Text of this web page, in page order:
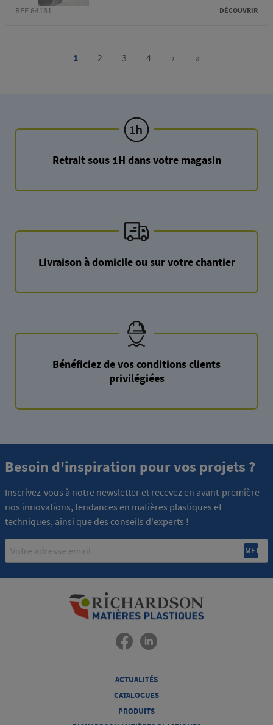
REF 84181 DÉCOUVRIR
Current
1 Page
2 Page
3 Page
4
Next
›
Last
»
Retrait sous 1H dans votre magasin
Livraison à domicile ou sur votre chantier
Bénéficiez de vos conditions clients
privilégiées
Besoin d'inspiration pour vos projets ?
Inscrivez-vous à notre newsletter et recevez en avant-première
nos innovations, tendances en matières plastiques et
techniques, ainsi que des conseils d'experts !
ACTUALITÉS
CATALOGUES
PRODUITS